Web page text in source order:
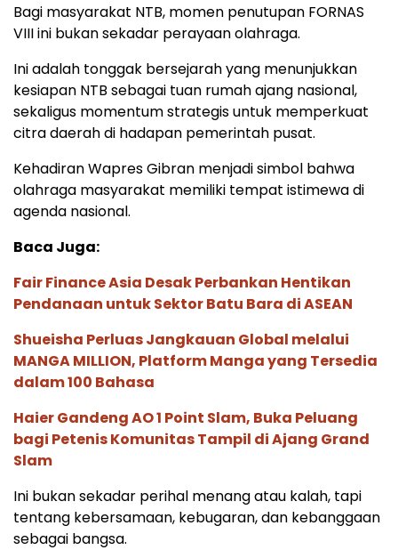
Bagi masyarakat NTB, momen penutupan FORNAS
VIII ini bukan sekadar perayaan olahraga.
Ini adalah tonggak bersejarah yang menunjukkan
kesiapan NTB sebagai tuan rumah ajang nasional,
sekaligus momentum strategis untuk memperkuat
citra daerah di hadapan pemerintah pusat.
Kehadiran Wapres Gibran menjadi simbol bahwa
olahraga masyarakat memiliki tempat istimewa di
agenda nasional.
Baca Juga:
Fair Finance Asia Desak Perbankan Hentikan
Pendanaan untuk Sektor Batu Bara di ASEAN
Shueisha Perluas Jangkauan Global melalui
MANGA MILLION, Platform Manga yang Tersedia
dalam 100 Bahasa
Haier Gandeng AO 1 Point Slam, Buka Peluang
bagi Petenis Komunitas Tampil di Ajang Grand
Slam
Ini bukan sekadar perihal menang atau kalah, tapi
tentang kebersamaan, kebugaran, dan kebanggaan
sebagai bangsa.